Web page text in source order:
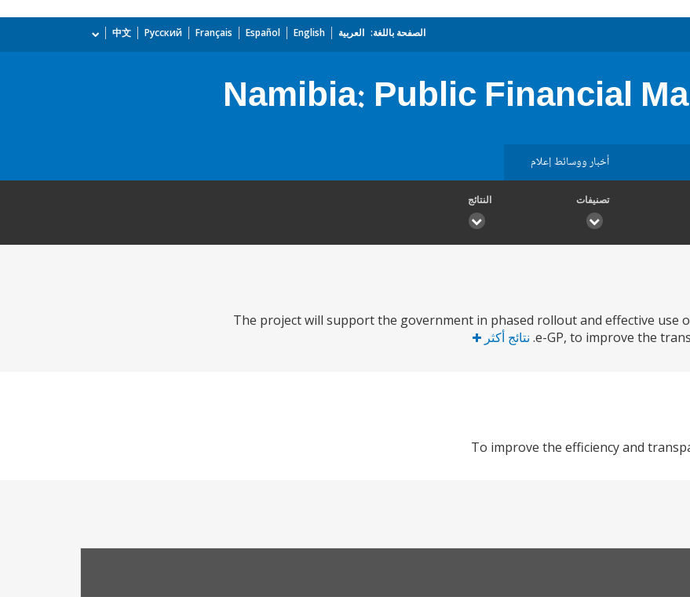
الصفحة باللغة: العربية English
Español
Français
Русский
中文
Namibia: Public Financial
أخبار ووسائط إعلام
تصنيفات النتائج
The project will support the government in phased rollout and effective use
e-GP, to improve the نتائج أكثر
To improve the efficiency and